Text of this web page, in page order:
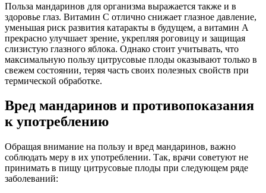
Польза мандаринов для организма выражается также и в
здоровье глаз. Витамин С отлично снижает глазное давление,
уменьшая риск развития катаракты в будущем, а витамин A
прекрасно улучшает зрение, укрепляя роговицу и защищая
слизистую глазного яблока. Однако стоит учитывать, что
максимальную пользу цитрусовые плоды оказывают только в
свежем состоянии, теряя часть своих полезных свойств при
термической обработке.
Вред мандаринов и противопоказания
к употреблению
Обращая внимание на пользу и вред мандаринов, важно
соблюдать меру в их употреблении. Так, врачи советуют не
принимать в пищу цитрусовые плоды при следующем ряде
заболеваний: